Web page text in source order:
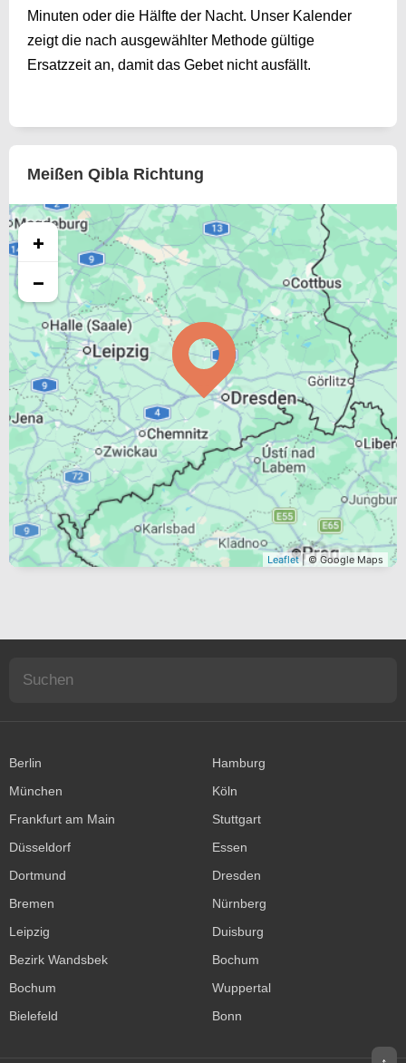
Minuten oder die Hälfte der Nacht. Unser Kalender
zeigt die nach ausgewählter Methode gültige
Ersatzzeit an, damit das Gebet nicht ausfällt.
Meißen Qibla Richtung
+
−
Leaflet| © Google Maps
Berlin
Hamburg
München
Köln
Frankfurt am Main
Stuttgart
Düsseldorf
Essen
Dortmund
Dresden
Bremen
Nürnberg
Leipzig
Duisburg
Bezirk Wandsbek
Bochum
Bochum
Wuppertal
Bielefeld
Bonn